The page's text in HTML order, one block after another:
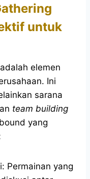
untuk
adalah elemen
Ini
sarana
team building
yang
Permainan yang